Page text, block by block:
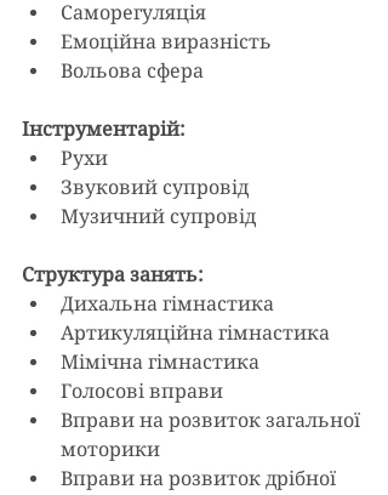
Саморегуляція
Емоційна виразність
Вольова сфера
Інструментарій:
Рухи
Звуковий супровід
Музичний супровід
Структура занять:
Дихальна гімнастика
Артикуляційна гімнастика
Мімічна гімнастика
Голосові вправи
Вправи на розвиток загальної
моторики
Вправи на розвиток дрібної